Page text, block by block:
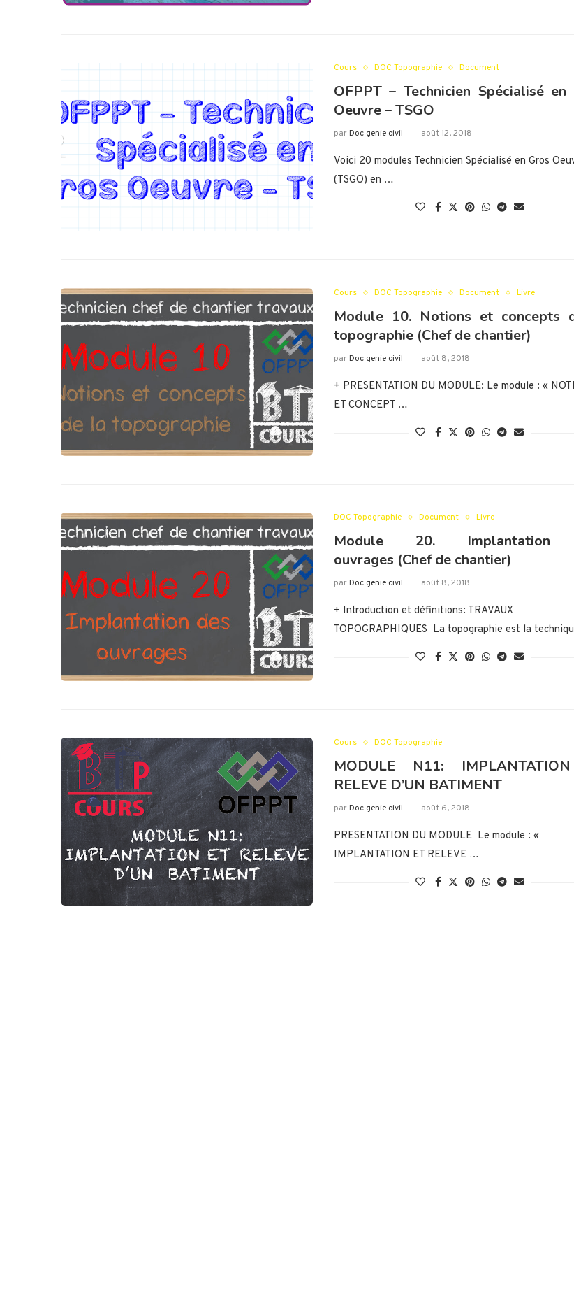
Cours DOC Topographie Document
OFPPT – Technicien Spécialisé en
Oeuvre – TSGO
parDoc genie civil août 12, 2018
Voici 20 modules Technicien Spécialisé en Gros
(TSGO) en …
Cours DOC Topographie Document Livre
Module 10. Notions et concepts
topographie (Chef de chantier)
parDoc genie civil août 8, 2018
+ PRESENTATION DU MODULE: Le module : «
ET CONCEPT …
DOC Topographie Document Livre
Module 20. Implantation
ouvrages (Chef de chantier)
parDoc genie civil août 8, 2018
+ Introduction et définitions: TRAVAUX
TOPOGRAPHIQUES La topographie est la
Cours DOC Topographie
MODULE N11:
RELEVE D’UN BATIMENT
parDoc genie civil août 6, 2018
PRESENTATION DU MODULE Le module : «
IMPLANTATION ET RELEVE …